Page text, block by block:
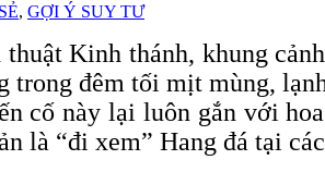
, GỢI Ý SUY TƯ
Kinh thánh, khung
trong đêm tối mịt mùng,
cố này lại luôn gắn với
là “đi xem” Hang đá tại